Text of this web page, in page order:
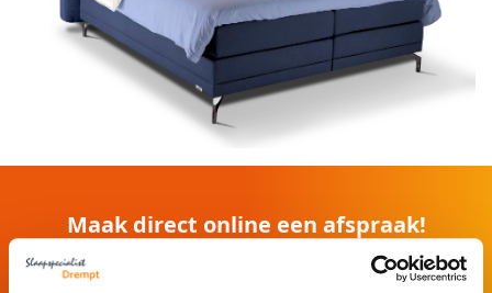
Maak direct online een afspraak!